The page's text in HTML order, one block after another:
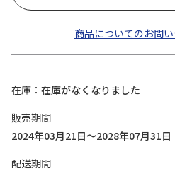
商品についてのお問
在庫
在庫がなくなりました
販売期間
2024年03月21日～2028年07月31日
配送期間